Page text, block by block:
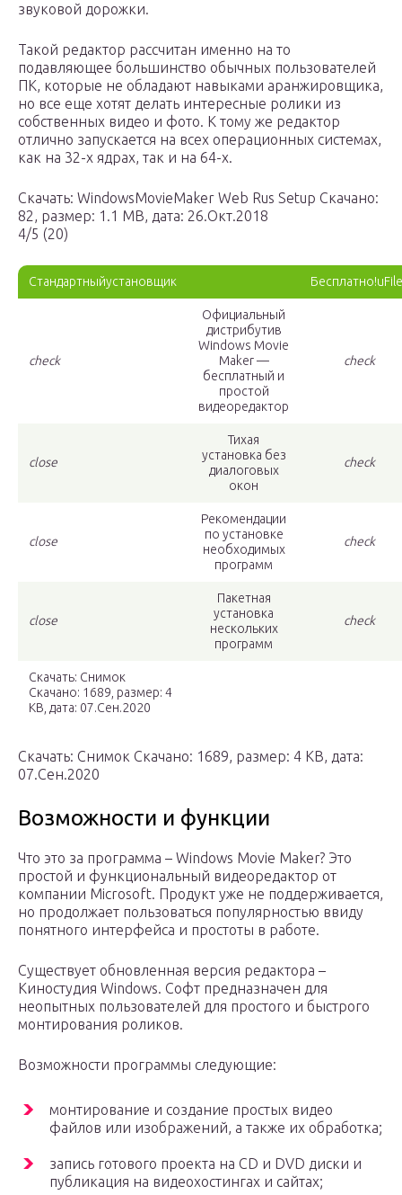
звуковой дорожки.
Такой редактор рассчитан именно на то
подавляющее большинство обычных пользователей
ПК, которые не обладают навыками аранжировщика,
но все еще хотят делать интересные ролики из
собственных видео и фото. К тому же редактор
отлично запускается на всех операционных системах,
как на 32-х ядрах, так и на 64-х.
Скачать: WindowsMovieMaker Web Rus Setup Скачано:
82, размер: 1.1 MB, дата: 26.Окт.2018
4/5 (20)
Стандартныйустановщик
check
Официальный
дистрибутив
Windows Movie
Maker —
бесплатный и
простой
видеоредактор
check
close
Тихая
установка без
диалоговых
окон
check
close
Рекомендации
по установке
необходимых
программ
check
close
Пакетная
установка
нескольких
программ
check
Скачать: Снимок
Скачано: 1689, размер: 4
KB, дата: 07.Сен.2020
Скачать: Снимок Скачано: 1689, размер: 4 KB, дата:
07.Сен.2020
Возможности и функции
Что это за программа – Windows Movie Maker? Это
простой и функциональный видеоредактор от
компании Microsoft. Продукт уже не поддерживается,
но продолжает пользоваться популярностью ввиду
понятного интерфейса и простоты в работе.
Существует обновленная версия редактора –
Киностудия Windows. Софт предназначен для
неопытных пользователей для простого и быстрого
монтирования роликов.
Возможности программы следующие:
монтирование и создание простых видео
файлов или изображений, а также их обработка;
запись готового проекта на CD и DVD диски и
публикация на видеохостингах и сайтах;